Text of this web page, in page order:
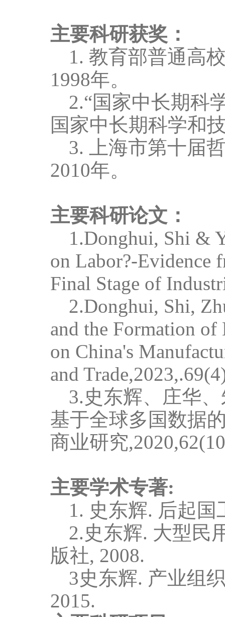
主要科研获奖：
1.教育部普通高
1998年。
2.“国家中长期科
国家中长期科学和
3.
上海市第十届
2010年。
主要科研论文：
1.Donghui, Shi &
on Labor?-Evidence
Final Stage of
2.Donghui, Shi,
and the Formation
on China's
and Trade
3.史东辉、庄华
基于全球多国数据
商业研究,2020,62(10
主要学术专著:
1. 史东辉. 后起国
2.史东辉. 大型民
版社, 2008.
3史东辉. 产业组
2015.